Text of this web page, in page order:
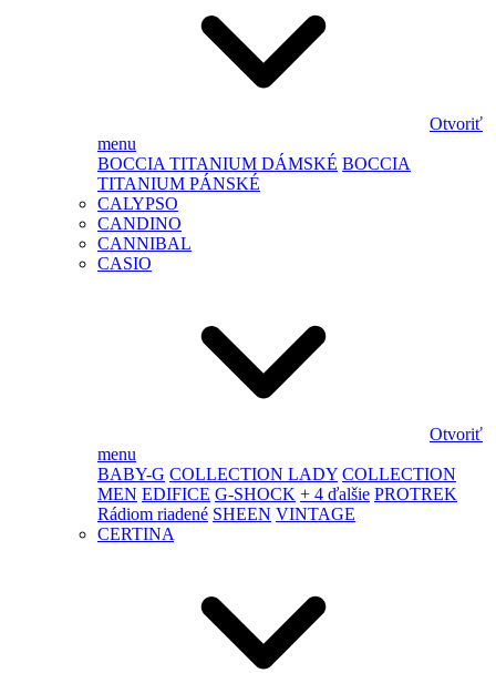
Otvoriť
menu
BOCCIA TITANIUM DÁMSKÉ BOCCIA
TITANIUM PÁNSKÉ
CALYPSO
CANDINO
CANNIBAL
CASIO
Otvoriť
menu
BABY-G COLLECTION LADY COLLECTION
MEN EDIFICE G-SHOCK + 4 ďalšie PROTREK
Rádiom riadené SHEEN VINTAGE
CERTINA